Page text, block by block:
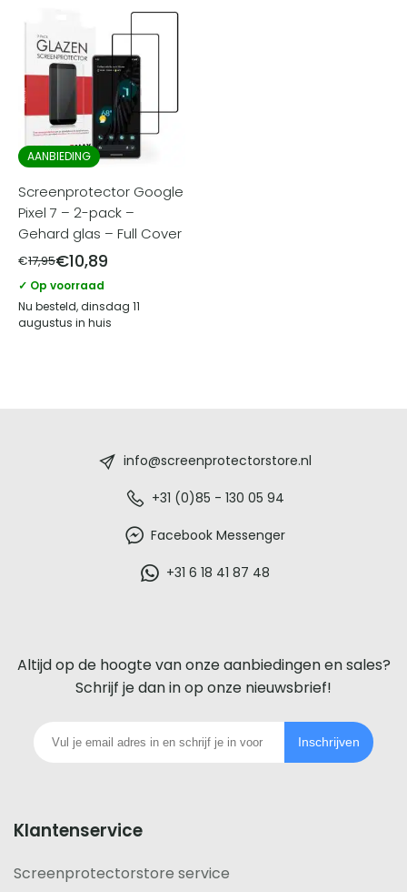
AANBIEDING
Screenprotector Google
Pixel 7 – 2-pack –
Gehard glas – Full Cover
€17,95€10,89
✓ Op voorraad
Nu besteld, dinsdag 11
augustus in huis
voor
iedere
telefoon
info@screenprotectorstore.nl
+31 (0)85 - 130 05 94
Facebook Messenger
+31 6 18 41 87 48
Altijd op de hoogte van onze aanbiedingen en sales?
Schrijf je dan in op onze nieuwsbrief!
Inschrijven
Klantenservice
Screenprotectorstore service